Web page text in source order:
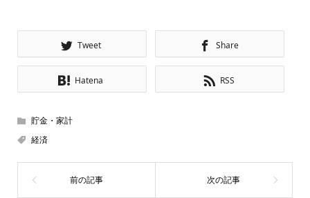
Tweet Share
Hatena RSS
貯金・家計
経済